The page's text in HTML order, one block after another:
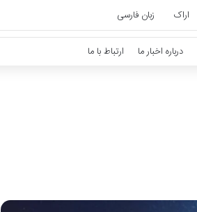
اراک زبان فارسی
درباره اخبار ما ارتباط با ما